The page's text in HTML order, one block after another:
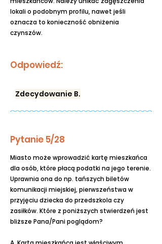
lokali o podobnym profilu, nawet jeśli
oznacza to konieczność obniżenia
czynszów.
Odpowiedź:
Zdecydowanie B.
Pytanie 5/28
Miasto może wprowadzić kartę mieszkańca
dla osób, które płacą podatki na jego terenie.
Uprawnia ona do np. tańszych biletów
komunikacji miejskiej, pierwszeństwa w
przyjęciu dziecka do przedszkola czy
zasiłków. Które z poniższych stwierdzeń jest
bliższe Pana/Pani poglądom?